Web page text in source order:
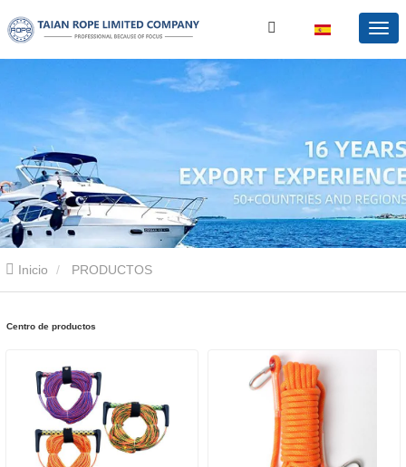
Inicio PRODUCTOS
Centro de productos